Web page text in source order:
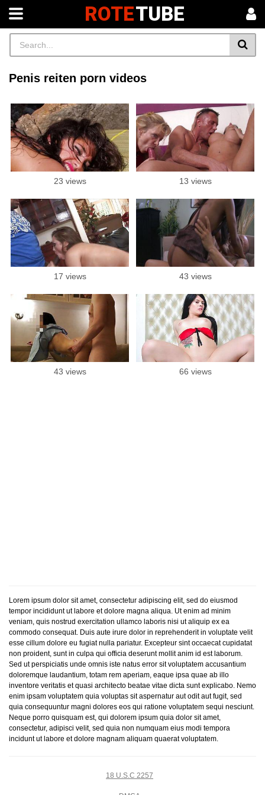
ROTETUBE
Penis reiten porn videos
23 views 13 views
17 views 43 views
43 views 66 views
Lorem ipsum dolor sit amet, consectetur adipiscing elit, sed do eiusmod
tempor incididunt ut labore et dolore magna aliqua. Ut enim ad minim
veniam, quis nostrud exercitation ullamco laboris nisi ut aliquip ex ea
commodo consequat. Duis aute irure dolor in reprehenderit in voluptate velit
esse cillum dolore eu fugiat nulla pariatur. Excepteur sint occaecat cupidatat
non proident, sunt in culpa qui officia deserunt mollit anim id est laborum.
Sed ut perspiciatis unde omnis iste natus error sit voluptatem accusantium
doloremque laudantium, totam rem aperiam, eaque ipsa quae ab illo
inventore veritatis et quasi architecto beatae vitae dicta sunt explicabo. Nemo
enim ipsam voluptatem quia voluptas sit aspernatur aut odit aut fugit, sed
quia consequuntur magni dolores eos qui ratione voluptatem sequi nesciunt.
Neque porro quisquam est, qui dolorem ipsum quia dolor sit amet,
consectetur, adipisci velit, sed quia non numquam eius modi tempora
incidunt ut labore et dolore magnam aliquam quaerat voluptatem.
18 U.S.C 2257